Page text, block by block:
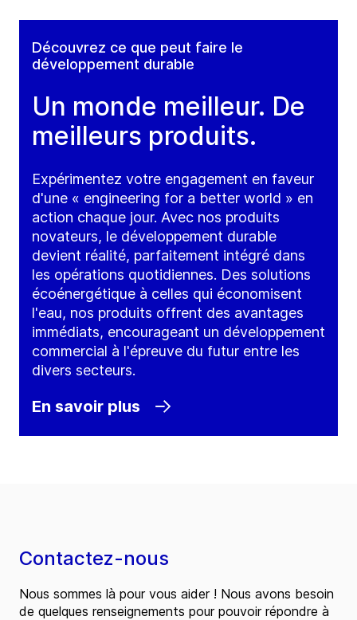
Découvrez ce que peut faire le
développement durable
Un monde meilleur. De
meilleurs produits.
Expérimentez votre engagement en faveur
d'une « engineering for a better world » en
action chaque jour. Avec nos produits
novateurs, le développement durable
devient réalité, parfaitement intégré dans
les opérations quotidiennes. Des solutions
écoénergétique à celles qui économisent
l'eau, nos produits offrent des avantages
immédiats, encourageant un développement
commercial à l'épreuve du futur entre les
divers secteurs.
En savoir plus
Contactez-nous
Nous sommes là pour vous aider ! Nous avons besoin
de quelques renseignements pour pouvoir répondre à